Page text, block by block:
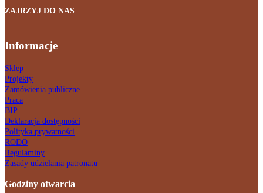
ZAJRZYJ DO NAS
Informacje
Sklep
Projekty
Zamówienia publiczne
Praca
BIP
Deklaracja dostępności
Polityka prywatności
RODO
Regulaminy
Zasady udzielania patronatu
Godziny otwarcia